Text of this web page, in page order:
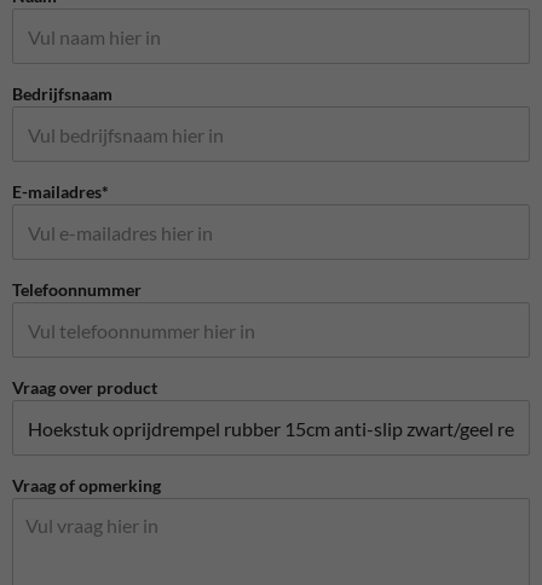
Bedrijfsnaam
E-mailadres*
Telefoonnummer
Vraag over product
Vraag of opmerking